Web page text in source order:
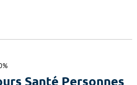
Santé Personnes